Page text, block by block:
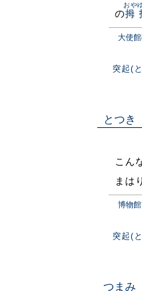
の拇
おや
大使
突起(
とつき
こん
まは
博物館
突起(
つまみ